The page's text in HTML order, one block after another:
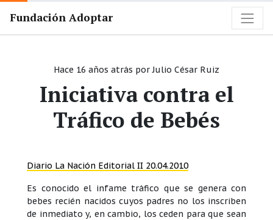
Fundación Adoptar
Hace 16 años atrás porJulio César Ruiz
Iniciativa contra el
Tráfico de Bebés
Diario La Nación Editorial II 20.04.2010
Es conocido el infame tráfico que se genera con
bebes recién nacidos cuyos padres no los inscriben
de inmediato y, en cambio, los ceden para que sean